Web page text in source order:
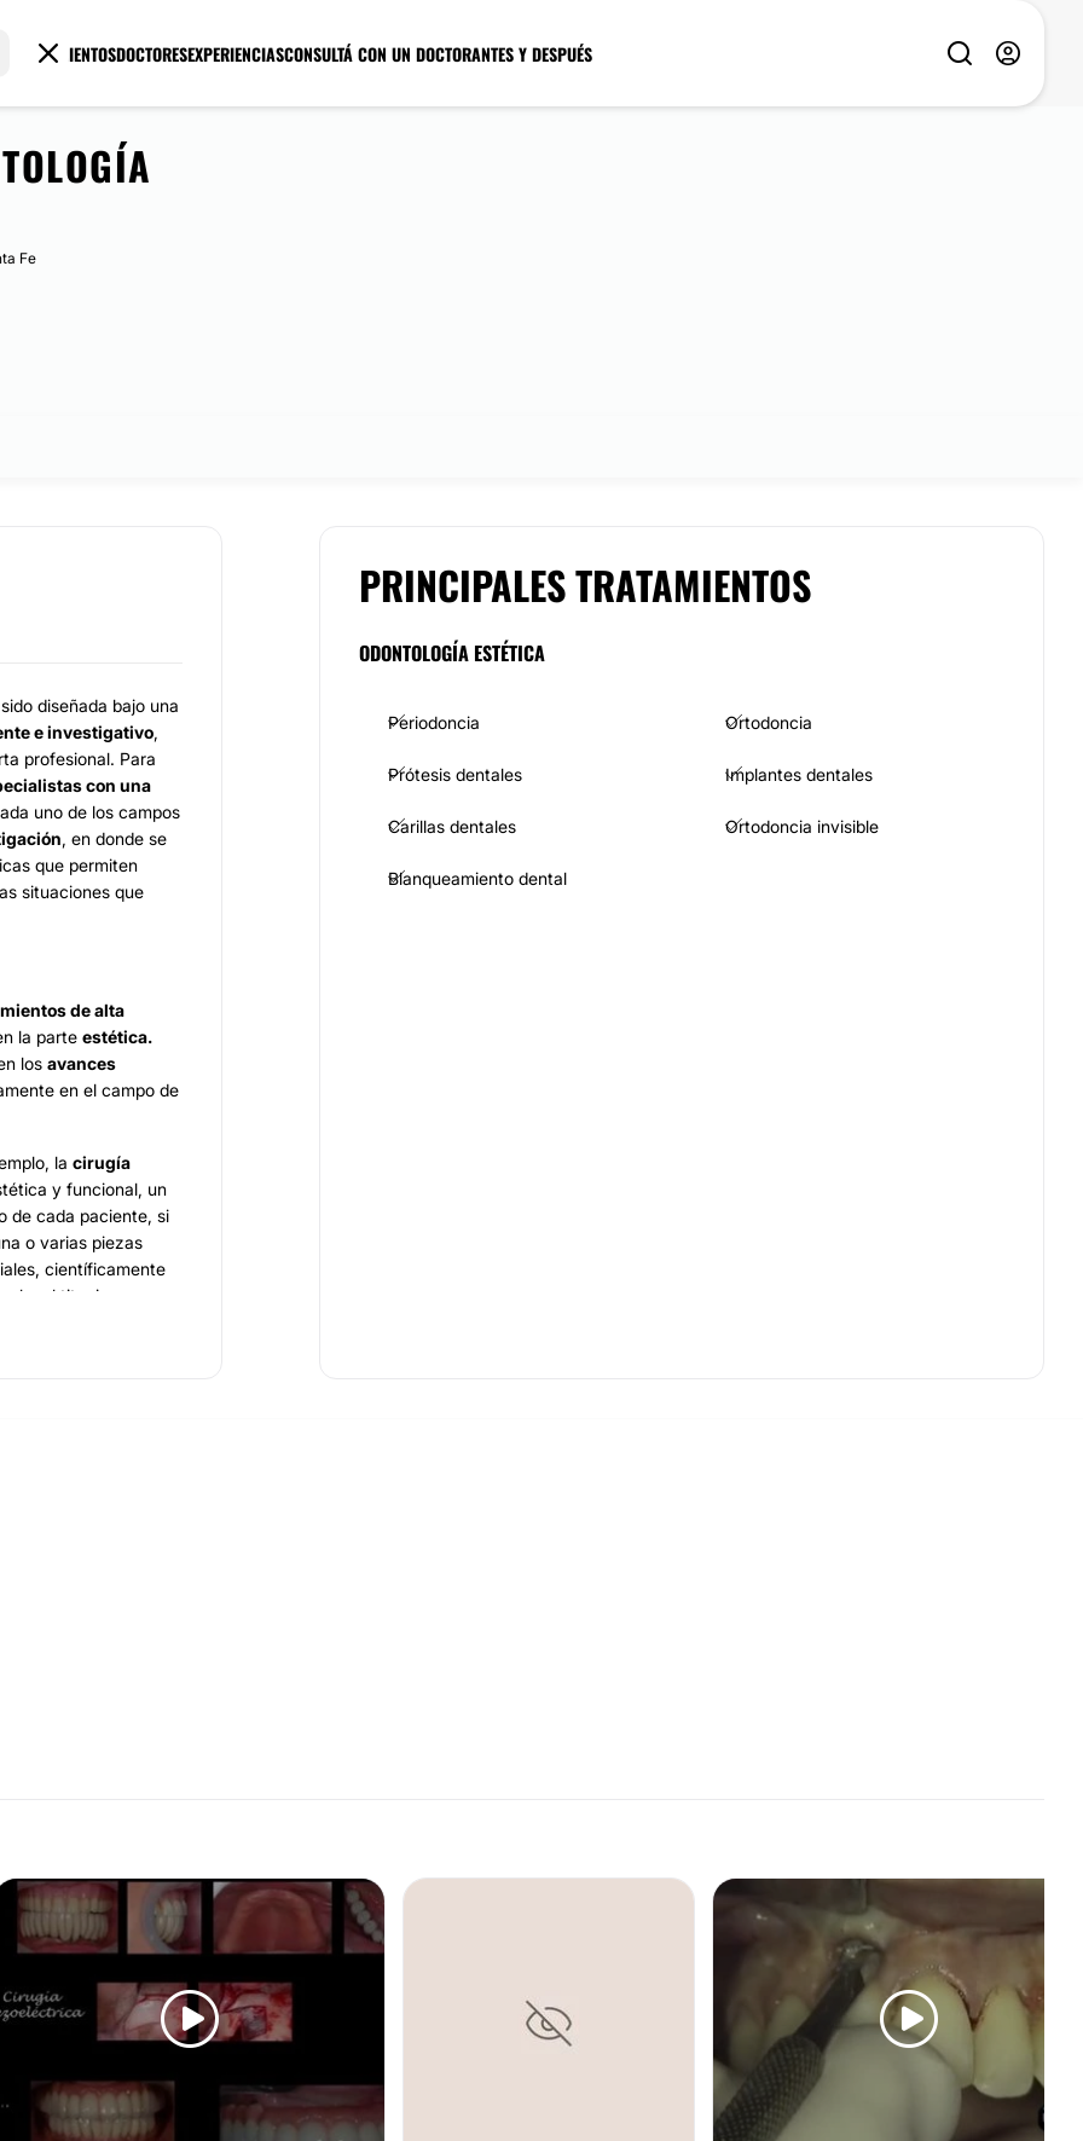
TRATAMIENTOSDOCTORESEXPERIENCIASCONSULTÁ CON UN DOCTORANTES Y DESPUÉS
Fe
diseñada bajo una
e investigativo,
profesional. Para
con una
uno de los campos
, en donde se
que permiten
situaciones que
de alta
la parte estética.
los avances
en el campo de
la cirugía
y funcional, un
de cada paciente, si
o varias piezas
científicamente
el titanio, que es
daño a la salud,
la Doctora
PRINCIPALES TRATAMIENTOS
ODONTOLOGÍA ESTÉTICA
Periodoncia Ortodoncia
Prótesis dentales Implantes dentales
Carillas dentales Ortodoncia invisible
Blanqueamiento dental